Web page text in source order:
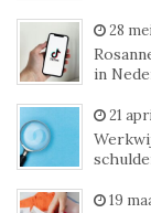
28
in
21
19